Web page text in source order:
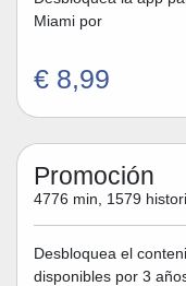
Miami por
€ 8,99
Promoción
4776 min, 1579
Desbloquea el
disponibles por 3